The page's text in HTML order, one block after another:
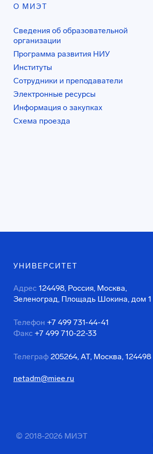
О МИЭТ
Сведения об образовательной
организации
Программа развития НИУ
Институты
Сотрудники и преподаватели
Электронные ресурсы
Информация о закупках
Схема проезда
УНИВЕРСИТЕТ
Адрес 124498, Россия, Москва,
Зеленоград, Площадь Шокина, дом 1
Телефон +7 499 731-44-41
Факс +7 499 710-22-33
Телеграф 205264, АТ, Москва, 124498
netadm@miee.ru
© 2018-2026 МИЭТ